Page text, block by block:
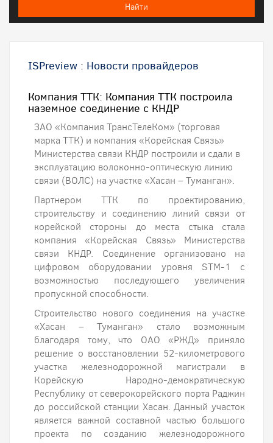
ISPreview : Новости провайдеров
Компания ТТК: Компания ТТК построила
наземное соединение с КНДР
ЗАО «Компания ТрансТелеКом» (торговая
марка ТТК) и компания «Корейская Связь»
Министерства связи КНДР построили и сдали в
эксплуатацию волоконно-оптическую линию
связи (ВОЛС) на участке «Хасан – Туманган».
Партнером ТТК по проектированию,
строительству и соединению линий связи от
корейской стороны до места стыка стала
компания «Корейская Связь» Министерства
связи КНДР. Соединение организовано на
цифровом оборудовании уровня STM-1 с
возможностью последующего увеличения
пропускной способности.
Строительство нового соединения на участке
«Хасан – Туманган» стало возможным
благодаря тому, что ОАО «РЖД» приняло
решение о восстановлении 52-километрового
участка железнодорожной магистрали в
Корейскую Народно-демократическую
Республику от северокорейского порта Раджин
до российской станции Хасан. Данный участок
является важной составной частью большого
проекта по созданию железнодорожного